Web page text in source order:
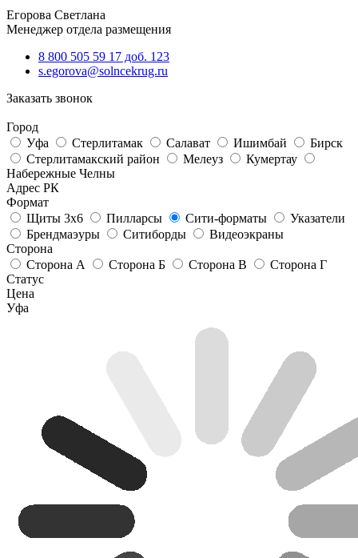
Егорова Светлана
Менеджер отдела размещения
8 800 505 59 17 доб. 123
s.egorova@solncekrug.ru
Заказать звонок
Город
Уфа
Стерлитамак Салават Ишимбай
Бирск
Стерлитамакский район
Мелеуз
Кумертау
Набережные Челны
Адрес РК
Формат
Щиты 3х6
Пилларсы Сити-форматы
Указатели
Брендмаэуры
Ситиборды
Видеоэкраны
Сторона
Сторона А
Сторона Б Сторона В
Сторона Г
Статус
Цена
Уфа